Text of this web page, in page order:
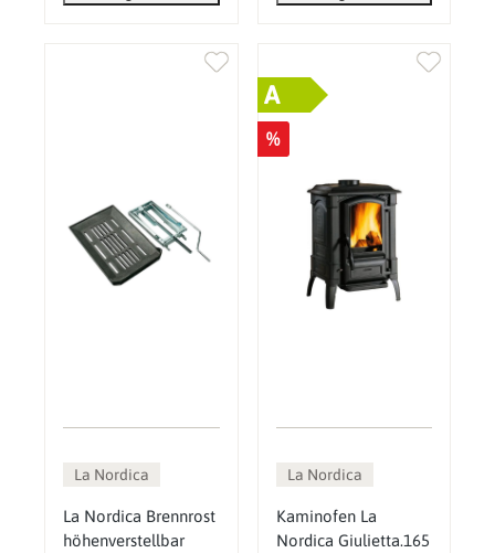
La Nordica
La Nordica Brennrost
höhenverstellbar
A
%
La Nordica
Kaminofen La
Nordica Giulietta.165